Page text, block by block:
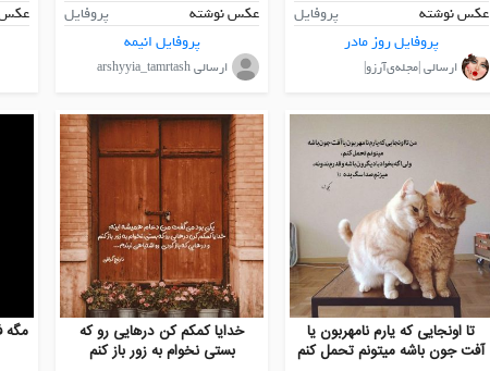
عکس نوشته
پروفایل
پروفایل روز مادر
ارسالی |مجله‌ی‌آرزو|
عکس نوشته
پروفایل
پروفایل انیمه
ارسالی arshyyia_tamrtash
عکس
تا اونجایی که یارم نامهربون یا
آفت جون باشه میتونم تحمل کنم
خدایا کمکم کن درهایی رو که
بستی نخوام به زور باز کنم
مگه